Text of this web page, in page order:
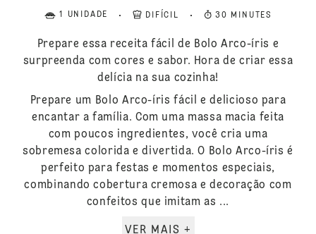
1 UNIDADE DIFÍCIL 30 MINUTES
Prepare essa receita fácil de Bolo Arco-íris e
surpreenda com cores e sabor. Hora de criar essa
delícia na sua cozinha!
Prepare um Bolo Arco-íris fácil e delicioso para
encantar a família. Com uma massa macia feita
com poucos ingredientes, você cria uma
sobremesa colorida e divertida. O Bolo Arco-íris é
perfeito para festas e momentos especiais,
combinando cobertura cremosa e decoração com
confeitos que imitam as ...
VER MAIS +